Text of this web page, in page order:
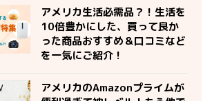
アメリカ生活必需品？！生活を
10倍豊かにした、買って良か
った商品おすすめ＆口コミなど
を一気にご紹介！
アメリカのAmazonプライムが